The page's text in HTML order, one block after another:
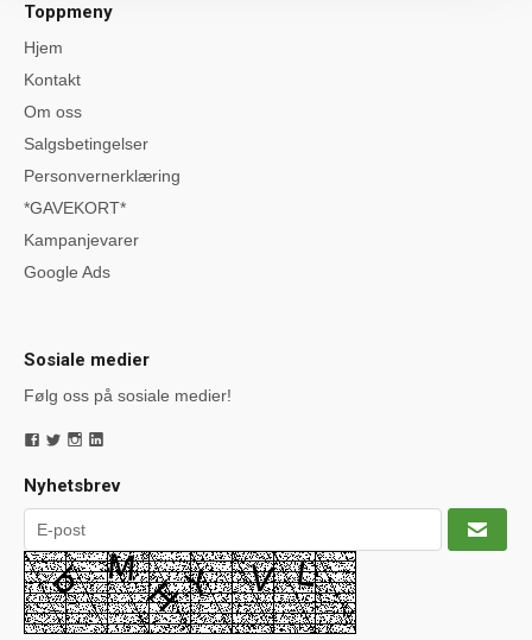
Toppmeny
Hjem
Kontakt
Om oss
Salgsbetingelser
Personvernerklæring
*GAVEKORT*
Kampanjevarer
Google Ads
Sosiale medier
Følg oss på sosiale medier!
Nyhetsbrev